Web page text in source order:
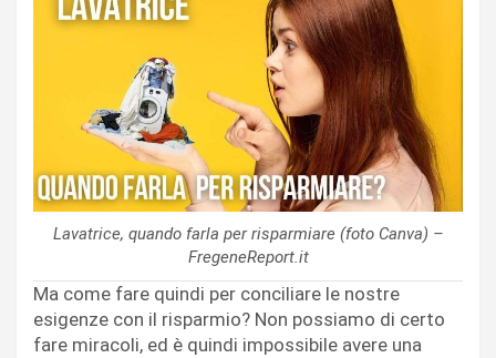
Lavatrice, quando farla per risparmiare (foto Canva) –
FregeneReport.it
Ma come fare quindi per conciliare le nostre
esigenze con il risparmio? Non possiamo di certo
fare miracoli, ed è quindi impossibile avere una